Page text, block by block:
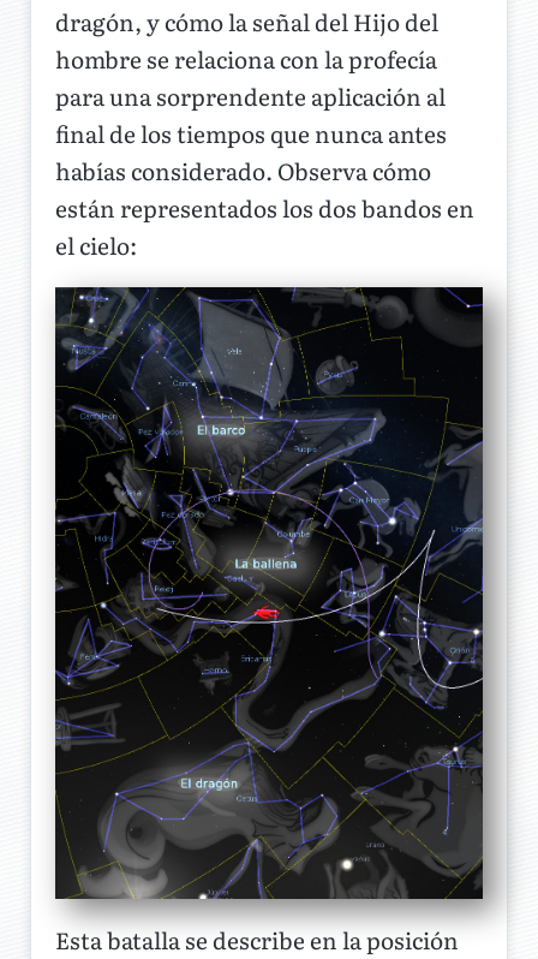
dragón, y cómo la señal del Hijo del
hombre se relaciona con la profecía
para una sorprendente aplicación al
final de los tiempos que nunca antes
habías considerado. Observa cómo
están representados los dos bandos en
el cielo:
Esta batalla se describe en la posición